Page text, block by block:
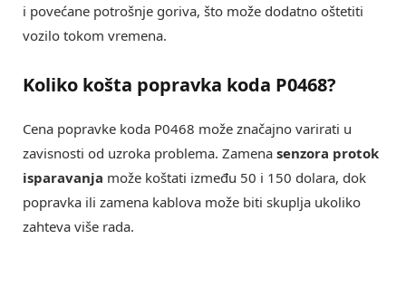
i povećane potrošnje goriva, što može dodatno oštetiti
vozilo tokom vremena.
Koliko košta popravka koda P0468?
Cena popravke koda P0468 može značajno varirati u
zavisnosti od uzroka problema. Zamena senzora protok
isparavanja može koštati između 50 i 150 dolara, dok
popravka ili zamena kablova može biti skuplja ukoliko
zahteva više rada.